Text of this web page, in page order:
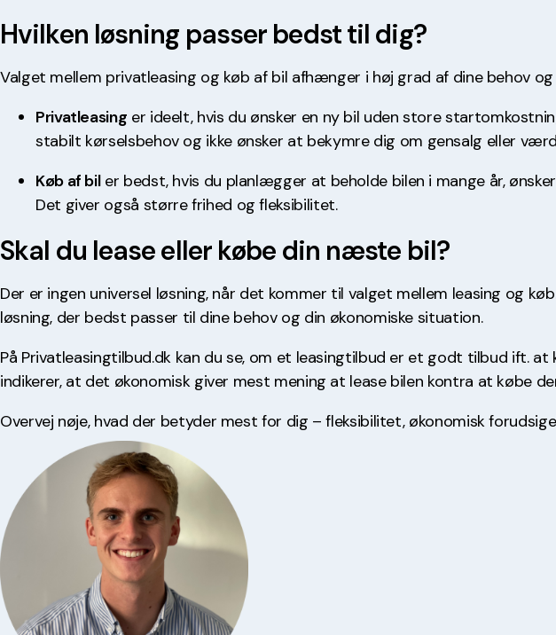
Hvilken løsning passer bedst til dig?
Valget mellem privatleasing og køb af bil afhænger i høj grad af dine behov
Privatleasing er ideelt, hvis du ønsker en ny bil uden store
stabilt kørselsbehov og ikke ønsker at bekymre dig om gensalg eller
Køb af biler bedst, hvis du planlægger at beholde bilen i mange år,
Det giver også større frihed og fleksibilitet.
Skal du lease eller købe din næste bil?
Der er ingen universel løsning, når det kommer til valget mellem leasing og
løsning, der bedst passer til dine behov og din økonomiske situation.
På Privatleasingtilbud.dk kan du se, om et leasingtilbud er et godt tilbud ift.
indikerer, at det økonomisk giver mest mening at lease bilen kontra at købe
Overvej nøje, hvad der betyder mest for dig – fleksibilitet, økonomisk